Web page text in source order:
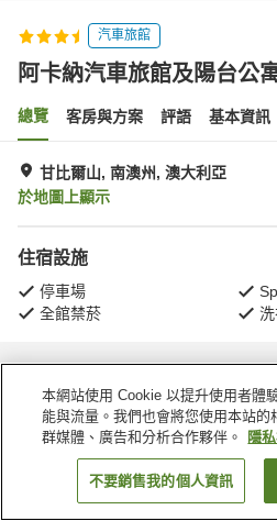
汽車旅館
阿卡納汽車旅館及陽台公
總覽 客房與方案 評語 基本資訊
甘比爾山, 南澳州, 澳大利亞
於地圖上顯示
住宿設施
停車場
全館禁菸
首頁 澳大利亞 南澳州 甘比爾山
找客房
本網站使用 Cookie 以提升使用者體
能與流量。我們也會將您使用本站的
群媒體、廣告和分析合作夥伴。
隱
不要銷售我的個人資訊